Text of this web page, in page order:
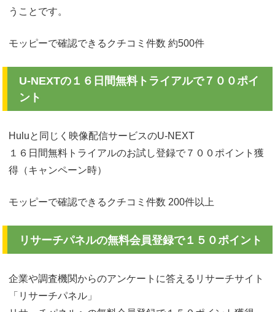
うことです。
モッピーで確認できるクチコミ件数 約500件
U-NEXTの１６日間無料トライアルで７００ポイ
ント
Huluと同じく映像配信サービスのU-NEXT
１６日間無料トライアルのお試し登録で７００ポイント獲
得（キャンペーン時）
モッピーで確認できるクチコミ件数 200件以上
リサーチパネルの無料会員登録で１５０ポイント
企業や調査機関からのアンケートに答えるリサーチサイト
「リサーチパネル」